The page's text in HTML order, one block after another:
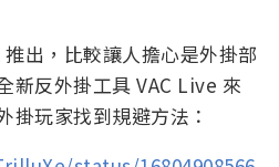
出，比較讓人擔心是外掛部
新反外掛工具 VAC Live 來
掛玩家找到規避方法：